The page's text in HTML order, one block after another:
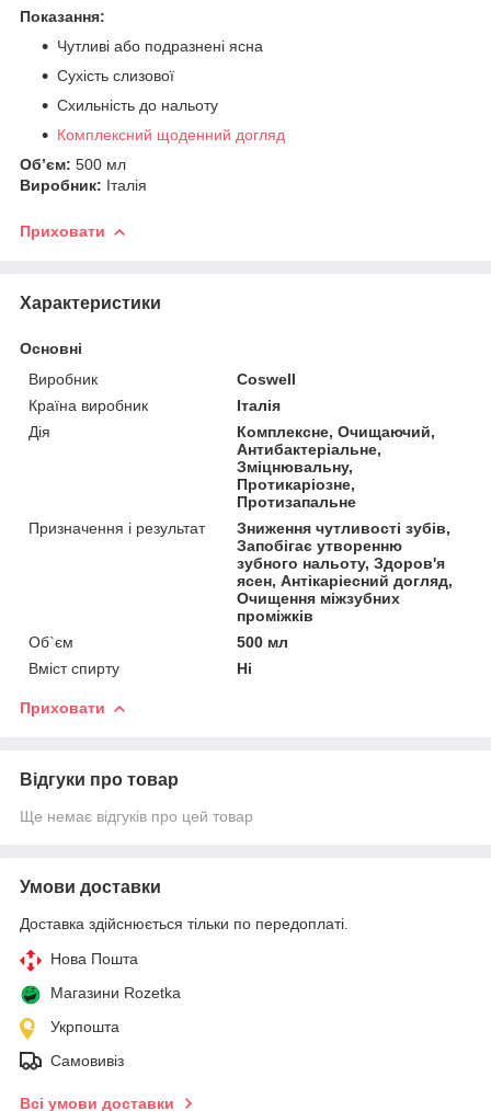
Показання:
Чутливі або подразнені ясна
Сухість слизової
Схильність до нальоту
Комплексний щоденний догляд
Об’єм: 500 мл
Виробник: Італія
Приховати
Характеристики
Основні
Виробник
Coswell
Країна виробник
Італія
Дія
Комплексне, Очищаючий,
Антибактеріальне,
Зміцнювальну,
Протикаріозне,
Протизапальне
Призначення і результат
Зниження чутливості зубів,
Запобігає утворенню
зубного нальоту, Здоров'я
ясен, Антікаріесний догляд,
Очищення міжзубних
проміжків
Об`єм
500 мл
Вміст спирту
Ні
Приховати
Відгуки про товар
Ще немає відгуків про цей товар
Умови доставки
Доставка здійснюється тільки по передоплаті.
Нова Пошта
Магазини Rozetka
Укрпошта
Самовивіз
Всі умови доставки